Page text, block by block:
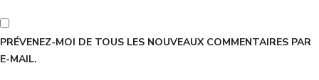
PRÉVENEZ-MOI DE TOUS LES NOUVEAUX COMMENTAIRES PAR
E-MAIL.